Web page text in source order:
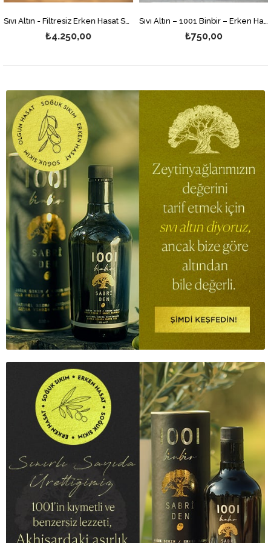
Sıvı Altın - Filtresiz Erken Hasat Soğuk Sıkım Natürel Sızma Zeytinyağı 5 Litre Sıvı Altın – 1001 Binbir – Erken Hasat Soğuk Sıkım Naturel Sızma Zeytinyağı 500ml